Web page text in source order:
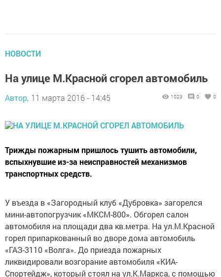
НОВОСТИ
На улице М.Красной сгорел автомобиль
Автор, 11 марта 2016 - 14:45 1023 0 0
Трижды пожарным пришлось тушить автомобили,
вспыхнувшие из-за неисправностей механизмов
транспортных средств.
У въезда в «Загородный клуб «Дубровка» загорелся
мини-автопогрузчик «МКСМ-800». Обгорел салон
автомобиля на площади два кв.метра. На ул.М.Красной
горел припаркованный во дворе дома автомобиль
«ГАЗ-3110 «Волга». До приезда пожарных
ликвидировали возгорание автомобиля «КИА-
Спортейдж», который стоял на ул.К.Маркса, с помощью